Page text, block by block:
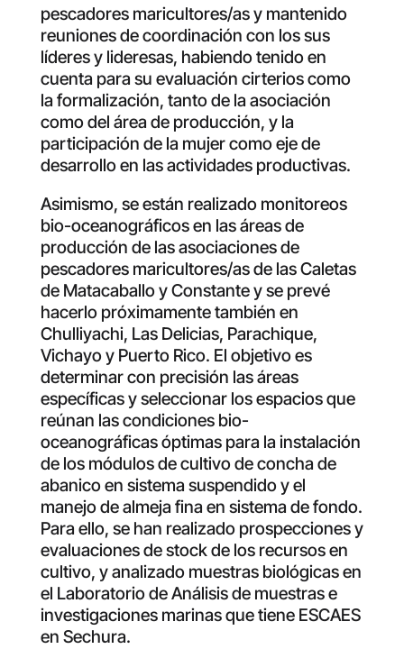
pescadores maricultores/as y mantenido
reuniones de coordinación con los sus
líderes y lideresas, habiendo tenido en
cuenta para su evaluación cirterios como
la formalización, tanto de la asociación
como del área de producción, y la
participación de la mujer como eje de
desarrollo en las actividades productivas.
Asimismo, se están realizado monitoreos
bio-oceanográficos en las áreas de
producción de las asociaciones de
pescadores maricultores/as de las Caletas
de Matacaballo y Constante y se prevé
hacerlo próximamente también en
Chulliyachi, Las Delicias, Parachique,
Vichayo y Puerto Rico. El objetivo es
determinar con precisión las áreas
específicas y seleccionar los espacios que
reúnan las condiciones bio-
oceanográficas óptimas para la instalación
de los módulos de cultivo de concha de
abanico en sistema suspendido y el
manejo de almeja fina en sistema de fondo.
Para ello, se han realizado prospecciones y
evaluaciones de stock de los recursos en
cultivo, y analizado muestras biológicas en
el Laboratorio de Análisis de muestras e
investigaciones marinas que tiene ESCAES
en Sechura.